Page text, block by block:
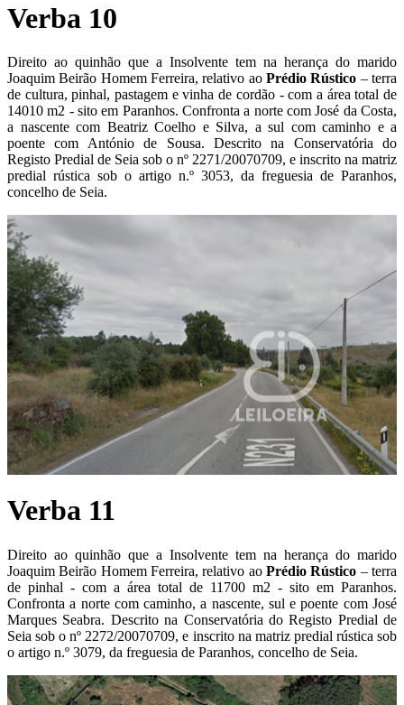
Verba 10
Direito ao quinhão que a Insolvente tem na herança do marido
Joaquim Beirão Homem Ferreira, relativo ao Prédio Rústico – terra
de cultura, pinhal, pastagem e vinha de cordão - com a área total de
14010 m2 - sito em Paranhos. Confronta a norte com José da Costa,
a nascente com Beatriz Coelho e Silva, a sul com caminho e a
poente com António de Sousa. Descrito na Conservatória do
Registo Predial de Seia sob o nº 2271/20070709, e inscrito na matriz
predial rústica sob o artigo n.º 3053, da freguesia de Paranhos,
concelho de Seia.
Verba 11
Direito ao quinhão que a Insolvente tem na herança do marido
Joaquim Beirão Homem Ferreira, relativo ao Prédio Rústico – terra
de pinhal - com a área total de 11700 m2 - sito em Paranhos.
Confronta a norte com caminho, a nascente, sul e poente com José
Marques Seabra. Descrito na Conservatória do Registo Predial de
Seia sob o nº 2272/20070709, e inscrito na matriz predial rústica sob
o artigo n.º 3079, da freguesia de Paranhos, concelho de Seia.